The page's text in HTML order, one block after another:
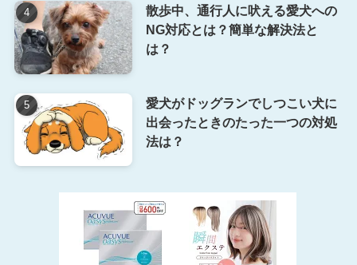
散歩中、通行人に吠える愛犬への
NG対応とは？簡単な解決法と
は？
愛犬がドッグランでしつこい犬に
出会ったときのたった一つの対処
法は？